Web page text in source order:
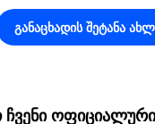
განაცხადის შეტანა
ჩვენი